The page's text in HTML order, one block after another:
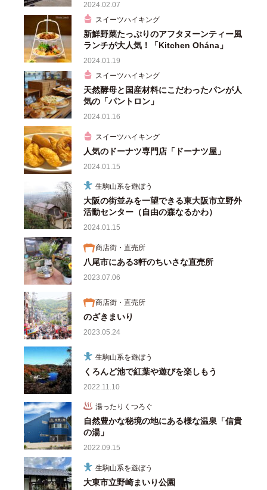
2024.02.07
スイーツハイキング
新鮮野菜たっぷりのアフタヌーンティー風
ランチが大人気！「Kitchen Ohána」
2024.01.19
スイーツハイキング
天然酵母と国産材料にこだわったパンが人
気の「パントロン」
2024.01.16
スイーツハイキング
人気のドーナツ専門店「ドーナツ屋」
2024.01.15
生駒山系を遊ぼう
大阪の街並みを一望できる東大阪市立野外
活動センター（自由の森なるかわ）
2024.01.15
商店街・直売所
八尾市にある3軒のちいさな直売所
2023.07.06
商店街・直売所
のざきまいり
2023.05.24
生駒山系を遊ぼう
くろんど池で紅葉や遊びを楽しもう
2022.11.10
湯ったりくつろぐ
自然豊かな秘境の地にある様な温泉「信貴
の湯」
2022.09.15
生駒山系を遊ぼう
大東市立野崎まいり公園